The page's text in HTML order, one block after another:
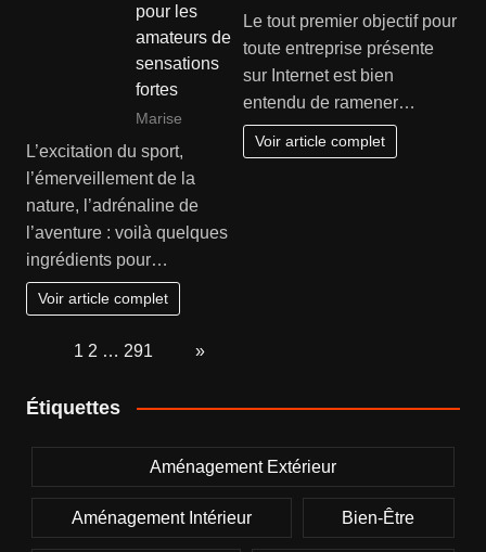
pour les
amateurs de
sensations
fortes
Marise
L’excitation du sport,
l’émerveillement de la
nature, l’adrénaline de
l’aventure : voilà quelques
ingrédients pour…
Voir article complet
Le tout premier objectif pour
toute entreprise présente
sur Internet est bien
entendu de ramener…
Voir article complet
1 2 … 291 »
Étiquettes
Aménagement Extérieur
Aménagement Intérieur Bien-Être